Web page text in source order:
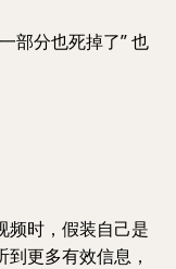
部分也死掉了” 也
频时，假装自己是
更多有效信息，